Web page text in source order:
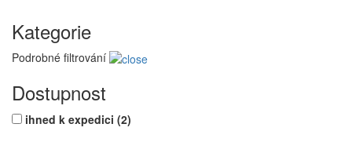
Kategorie
Podrobné filtrování
Dostupnost
ihned k expedici (2)